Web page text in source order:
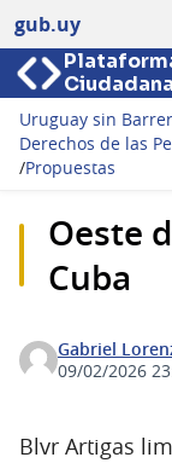
gub.uy
Uruguay sin
Derechos de las
/Propuestas
Oeste
Cuba
Gabriel
09/02/2026
Blvr Artigas